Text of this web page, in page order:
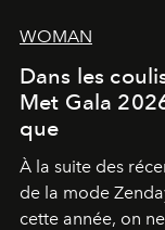
WOMAN
Dans les
Met Gala
que
À la suite des
de la mode
cette année, on